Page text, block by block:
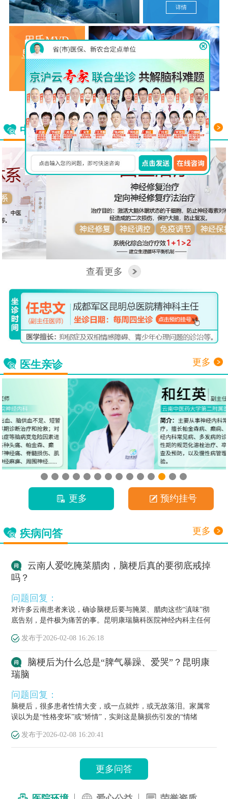
详情
巴氏MVD
显微分离术
详情
查看更多
中西医结合看脑病 更多
查看更多
医生亲诊 更多
更多 预约挂号
疾病问答 更多
云南人爱吃腌菜腊肉，脑梗后真的要彻底戒掉
吗？
问题回复：
对许多云南患者来说，确诊脑梗后要与腌菜、腊肉这些“滇味”彻
底告别，是件极为痛苦的事。昆明康瑞脑科医院神经内科主任何
发布于2026-02-08 16:26:18
脑梗后为什么总是“脾气暴躁、爱哭”？昆明康
瑞脑
问题回复：
脑梗后，很多患者性情大变，或一点就炸，或无故落泪。家属常
误以为是“性格变坏”或“矫情”，实则这是脑损伤引发的“情绪
发布于2026-02-08 16:20:41
更多问答